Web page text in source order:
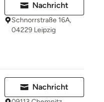
Nachricht
Schnorrstraße 16A,
04229 Leipzig
Nachricht